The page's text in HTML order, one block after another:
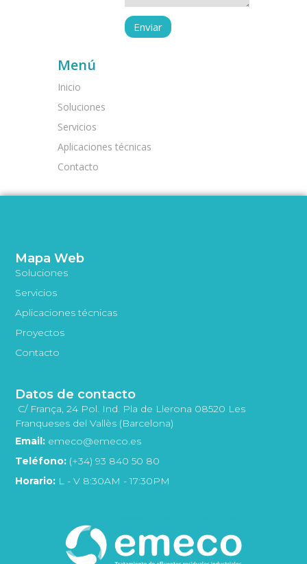
Menú
Inicio
Soluciones
Servicios
Aplicaciones técnicas
Contacto
Mapa Web
Soluciones
Servicios
Aplicaciones técnicas
Proyectos
Contacto
Datos de contacto
C/ França, 24 Pol. Ind. Pla de Llerona 08520 Les
Franqueses del Vallès (Barcelona)
Email: emeco@emeco.es
Teléfono: (+34) 93 840 50 80
Horario: L - V 8:30AM - 17:30PM